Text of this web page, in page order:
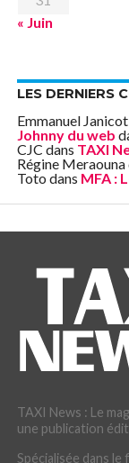
« Juin
LES DERNIERS
Emmanuel Janicot
Johnny du web
CJC dans TAXI
Régine Meraouna
Toto dans MFA :
TAXI News : Le
une publication
Spécialisée dans